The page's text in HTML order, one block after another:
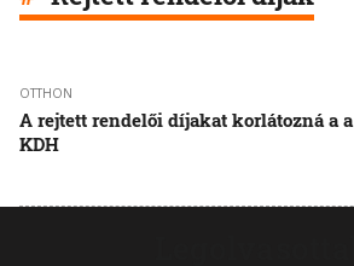
OTTHON
A rejtett rendelői díjakat korlátozná a a
KDH